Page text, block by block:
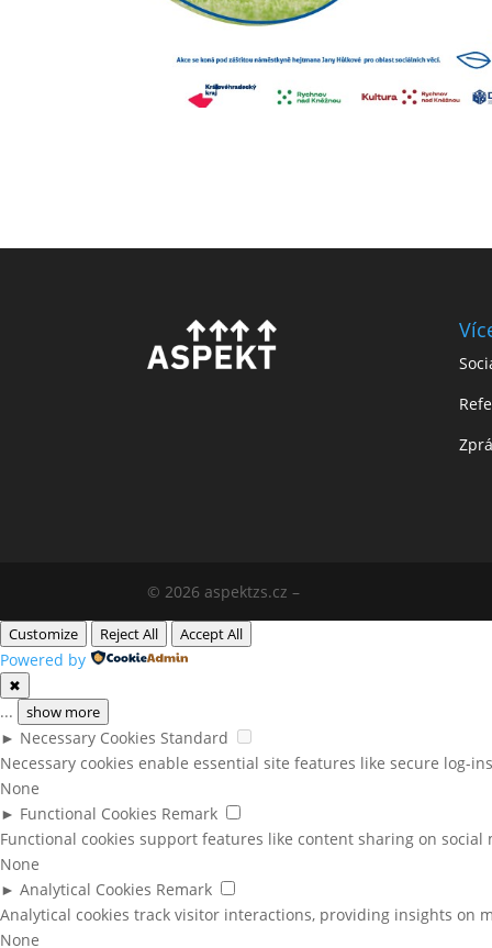
© 2026 aspektzs.cz –
Customize Reject All Accept All
Powered by
✖
... show more
► Necessary Cookies Standard
Necessary cookies enable essential site features like secure log-
None
► Functional Cookies Remark
Functional cookies support features like content sharing on
None
► Analytical Cookies Remark
Analytical cookies track visitor interactions, providing insights on
None